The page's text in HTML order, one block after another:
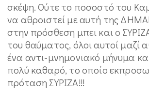
σκέψη. Ούτε το ποσοστό του
να αθροιστεί με αυτή της
στην πρόσθεση μπει και ο
του θαύματος, όλοι αυτοί μαζί
ένα αντι-μνημονιακό μήνυμα
πολύ καθαρό, το οποίο
πρόταση ΣΥΡΙΖΑ!!!